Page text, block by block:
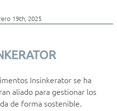
19th, 2025
Insinkerator se ha
aliado para gestionar los
de forma sostenible.